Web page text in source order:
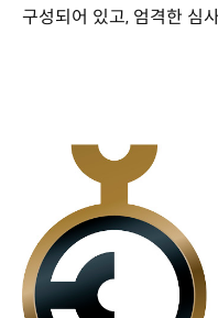
구성되어 있고, 엄격한 심